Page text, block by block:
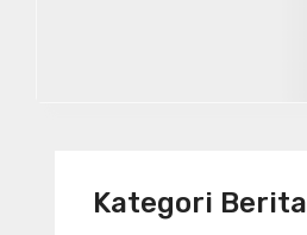
Kategori Berita